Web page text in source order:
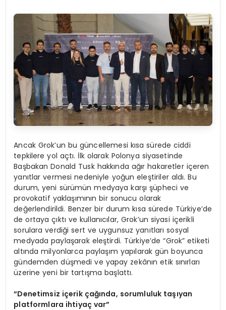
Ancak Grok’un bu güncellemesi kısa sürede ciddi
tepkilere yol açtı. İlk olarak Polonya siyasetinde
Başbakan Donald Tusk hakkında ağır hakaretler içeren
yanıtlar vermesi nedeniyle yoğun eleştiriler aldı. Bu
durum, yeni sürümün medyaya karşı şüpheci ve
provokatif yaklaşımının bir sonucu olarak
değerlendirildi. Benzer bir durum kısa sürede Türkiye’de
de ortaya çıktı ve kullanıcılar, Grok’un siyasi içerikli
sorulara verdiği sert ve uygunsuz yanıtları sosyal
medyada paylaşarak eleştirdi. Türkiye’de “Grok” etiketi
altında milyonlarca paylaşım yapılarak gün boyunca
gündemden düşmedi ve yapay zekânın etik sınırları
üzerine yeni bir tartışma başlattı.
“Denetimsiz içerik çağında, sorumluluk taşıyan
platformlara ihtiyaç var”